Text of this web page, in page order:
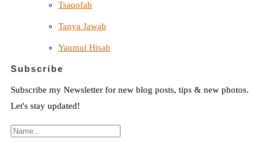
Tsaqofah
Tanya Jawab
Yaumul Hisab
Subscribe
Subscribe my Newsletter for new blog posts, tips & new photos.
Let's stay updated!